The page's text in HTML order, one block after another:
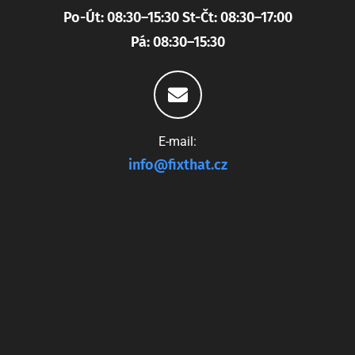
Po-Út: 08:30–15:30 St-Čt: 08:30–17:00
Pá: 08:30–15:30
E-mail:
info@fixthat.cz